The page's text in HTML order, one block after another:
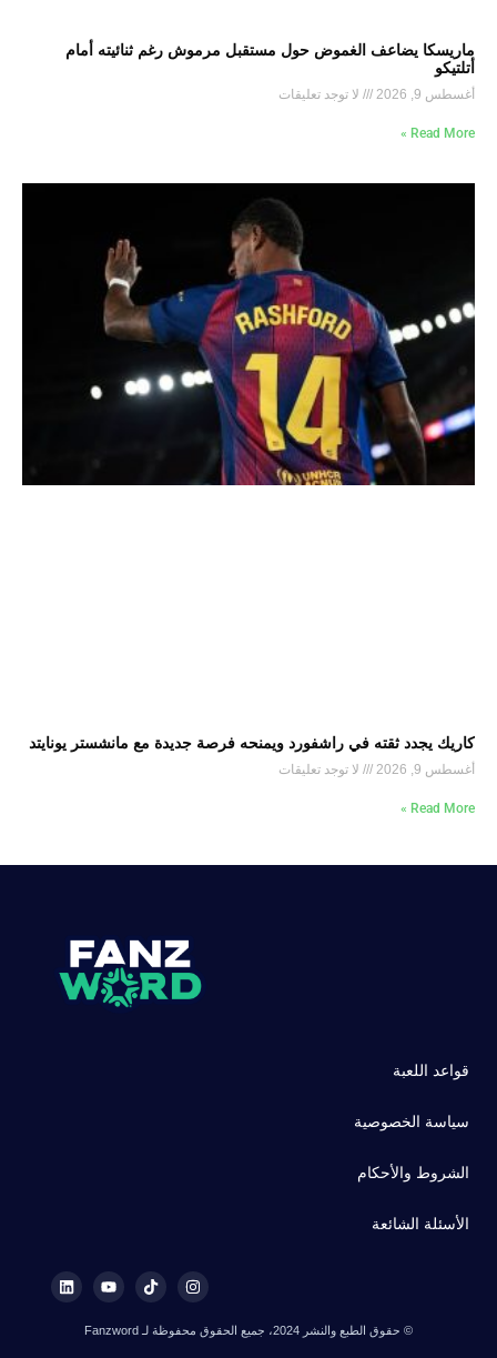
ماريسكا يضاعف الغموض حول مستقبل مرموش رغم ثنائيته أمام
أتلتيكو
أغسطس 9, 2026 لا توجد تعليقات
Read More »
كاريك يجدد ثقته في راشفورد ويمنحه فرصة جديدة مع مانشستر يونايتد
أغسطس 9, 2026 لا توجد تعليقات
Read More »
قواعد اللعبة
سياسة الخصوصية
الشروط والأحكام
الأسئلة الشائعة
© حقوق الطبع والنشر 2024، جميع الحقوق محفوظة لـ Fanzword